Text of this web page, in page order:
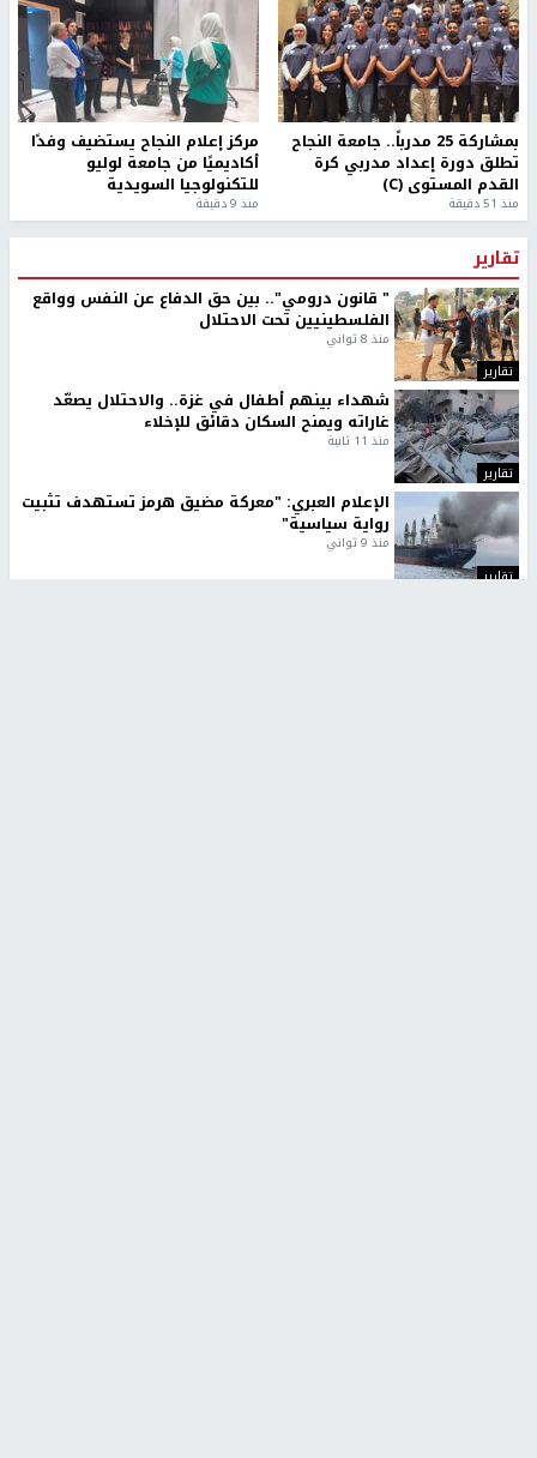
بمشاركة 25 مدرباً.. جامعة النجاح
تطلق دورة إعداد مدربي كرة
القدم المستوى (C)
منذ 51 دقيقة
مركز إعلام النجاح يستضيف وفدًا
أكاديميًا من جامعة لوليو
للتكنولوجيا السويدية
منذ 9 دقيقة
تقارير
تقارير
" قانون درومي".. بين حق الدفاع عن النفس وواقع
الفلسطينيين تحت الاحتلال
منذ 8 ثواني
تقارير
شهداء بينهم أطفال في غزة.. والاحتلال يصعّد
غاراته ويمنح السكان دقائق للإخلاء
منذ 11 ثانية
تقارير
الإعلام العبري: "معركة مضيق هرمز تستهدف تثبيت
رواية سياسية"
منذ 9 ثواني